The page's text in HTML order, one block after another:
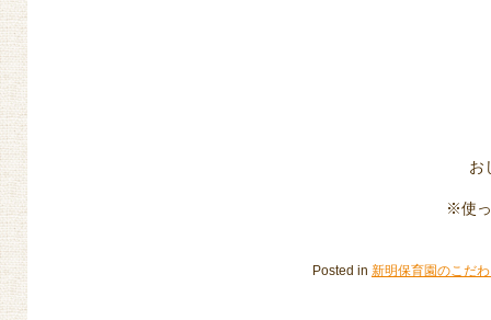
お
※使
Posted in 新明保育園のこだ